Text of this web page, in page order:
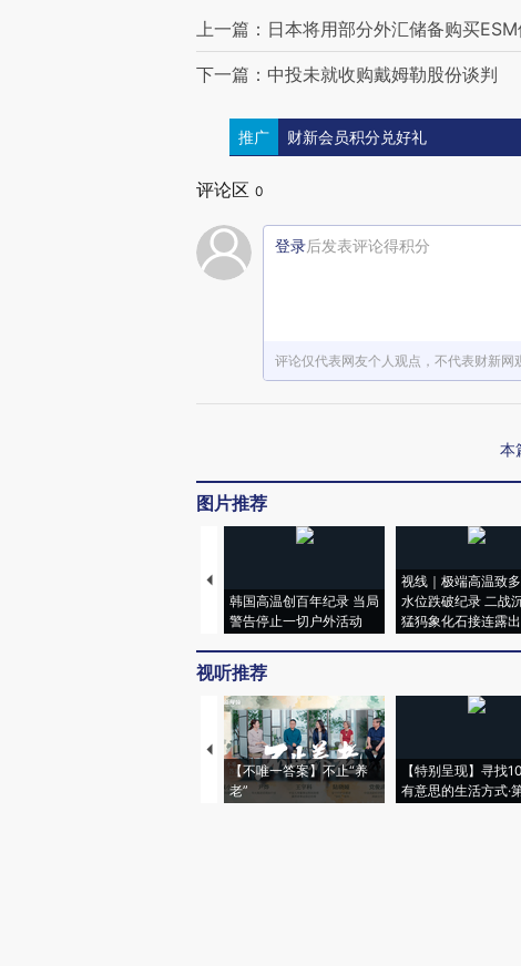
上一篇：日本将用部分外汇储备购买ESM
下一篇：中投未就收购戴姆勒股份谈判
推广 财新会员积分兑好礼
评论区 0
登录后发表评论得积分
评论仅代表网友个人观点，不代表财新网
本
图片推荐
韩国高温创百年纪录 当局
警告停止一切户外活动
视线｜极端高温致
水位跌破纪录 二战
猛犸象化石接连露出
视听推荐
【不唯一答案】不止“养
老”
【特别呈现】寻找
有意思的生活方式·